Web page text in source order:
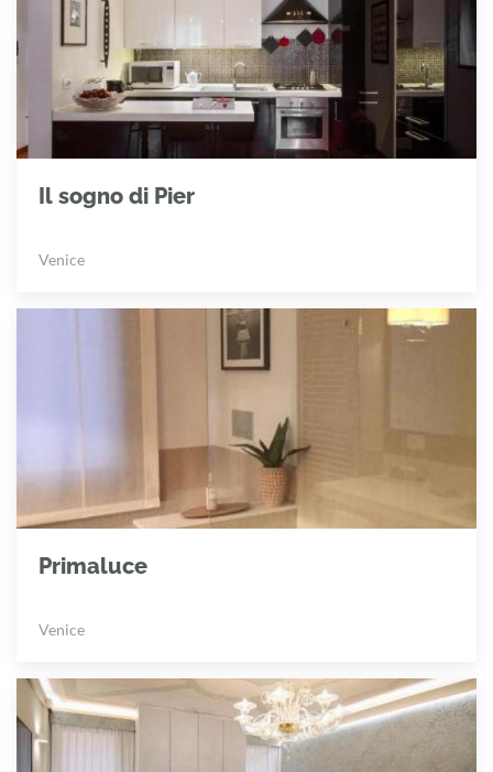
Il sogno di Pier
Venice
Primaluce
Venice